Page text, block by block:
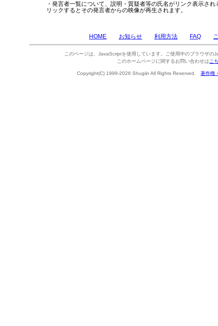
・発言者一覧について、説明・質疑者等の氏名がリンク表示さ
リックするとその発言者からの映像が再生されます。
HOME お知らせ 利用方法 FAQ
このページは、JavaScriptを使用しています。ご使用中のブラウザの
このホームページに関するお問い合わせは こ
Copyright(C) 1999-2026 Shugiin All Rights Reserved. 著作権